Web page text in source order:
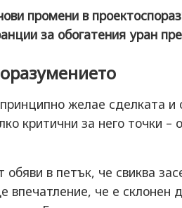
промени в
за обогатения уран
желае сделката и
критични за него точки –
обяви в петък, че свиква
впечатление, че е склонен